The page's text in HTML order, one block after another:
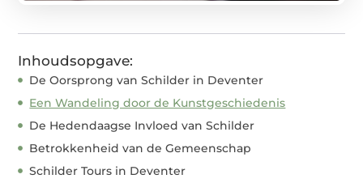
Inhoudsopgave:
De Oorsprong van Schilder in Deventer
Een Wandeling door de Kunstgeschiedenis
De Hedendaagse Invloed van Schilder
Betrokkenheid van de Gemeenschap
Schilder Tours in Deventer